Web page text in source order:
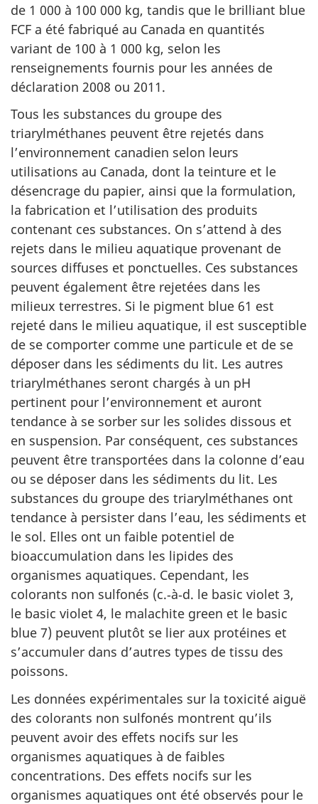
de 1 000 à 100 000 kg, tandis que le brilliant blue
FCF a été fabriqué au Canada en quantités
variant de 100 à 1 000 kg, selon les
renseignements fournis pour les années de
déclaration 2008 ou 2011.
Tous les substances du groupe des
triarylméthanes peuvent être rejetés dans
l’environnement canadien selon leurs
utilisations au Canada, dont la teinture et le
désencrage du papier, ainsi que la formulation,
la fabrication et l’utilisation des produits
contenant ces substances. On s’attend à des
rejets dans le milieu aquatique provenant de
sources diffuses et ponctuelles. Ces substances
peuvent également être rejetées dans les
milieux terrestres. Si le pigment blue 61 est
rejeté dans le milieu aquatique, il est susceptible
de se comporter comme une particule et de se
déposer dans les sédiments du lit. Les autres
triarylméthanes seront chargés à un pH
pertinent pour l’environnement et auront
tendance à se sorber sur les solides dissous et
en suspension. Par conséquent, ces substances
peuvent être transportées dans la colonne d’eau
ou se déposer dans les sédiments du lit. Les
substances du groupe des triarylméthanes ont
tendance à persister dans l’eau, les sédiments et
le sol. Elles ont un faible potentiel de
bioaccumulation dans les lipides des
organismes aquatiques. Cependant, les
colorants non sulfonés (c.‑à‑d. le basic violet 3,
le basic violet 4, le malachite green et le basic
blue 7) peuvent plutôt se lier aux protéines et
s’accumuler dans d’autres types de tissu des
poissons.
Les données expérimentales sur la toxicité aiguë
des colorants non sulfonés montrent qu’ils
peuvent avoir des effets nocifs sur les
organismes aquatiques à de faibles
concentrations. Des effets nocifs sur les
organismes aquatiques ont été observés pour le